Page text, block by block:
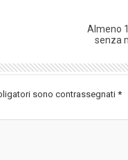
Almeno
senza
sono contrassegnati *